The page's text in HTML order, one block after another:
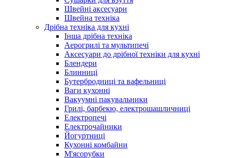
Швейні аксесуари
Швейна техніка
Дрібна техніка для кухні
Інша дрібна техніка
Аерогрилі та мультипечі
Аксесуари до дрібної техніки для кухні
Блендери
Блинниці
Бутербродниці та вафельниці
Ваги кухонні
Вакуумні пакувальники
Грилі, барбекю, електрошашличниці
Електропечі
Електрочайники
Йогуртниці
Кухонні комбайни
М'ясорубки